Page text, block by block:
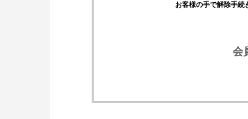
お客様の手で解除手続
会